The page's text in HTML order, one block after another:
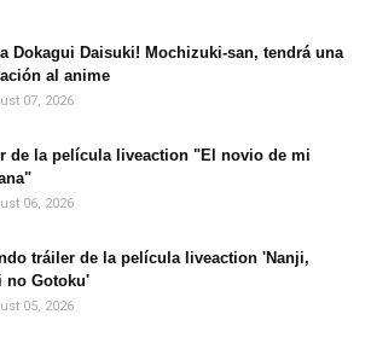
Dokagui Daisuki! Mochizuki-san, tendrá una
al anime
07, 2026
de la película liveaction "El novio de mi
06, 2026
tráiler de la película liveaction 'Nanji,
no Gotoku'
05, 2026